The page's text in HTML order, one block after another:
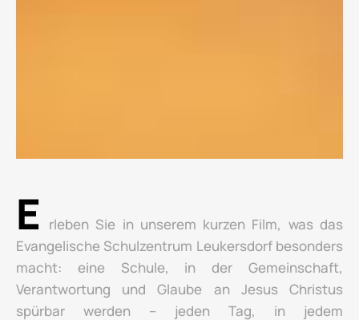
E
rleben Sie in unserem kurzen Film, was das
Evangelische Schulzentrum Leukersdorf besonders
macht: eine Schule, in der Gemeinschaft,
Verantwortung und Glaube an Jesus Christus
spürbar werden – jeden Tag, in jedem